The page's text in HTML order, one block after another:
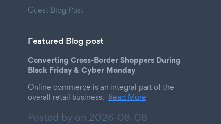
Guest Blog Post
Featured Blog post
Converting Cross-Border Shoppers During
Black Friday & Cyber Monday
Online commerce is an integral part of the
overall retail business. Read More
Posted by on 2026-08-08